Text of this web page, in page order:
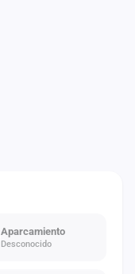
Aparcamiento
Desconocido